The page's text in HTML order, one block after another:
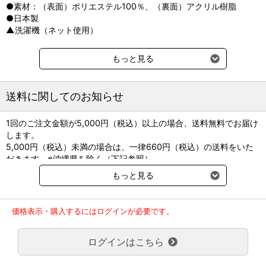
【推奨種】
超小型犬、小型犬、中型犬、大型犬
【使用上の注意】
・洗濯方法：洗濯機（ネット使用）
・カット不可
【ピタプラスシリーズ】
ふかふかパイルで極上の質感。
上品な色味で、お部屋になじみやすいシリーズです。
●素材：（表面）ポリエステル100％、（裏面）アクリル樹脂
●日本製
▲洗濯機（ネット使用）
もっと見る
送料に関してのお知らせ
1回のご注文金額が5,000円（税込）以上の場合、送料無料でお届け
します。
5,000円（税込）未満の場合は、一律660円（税込）の送料をいた
だきます。※沖縄県を除く（下記参照）
※2017年11月14日（火）より沖縄県へのお届けにつきましては、1
回のご注文金額（税込）が、30,000円以上で配送無料となります。
ご了承のほどよろしくお願い致します。
弊社都合でお届けが２回以上に分かれる場合の送料負担は、１回分
のみで新たな送料は発生しません。
大型商品送料が必要な商品をご注文の場合は、大型商品送料のみご
負担頂きます。
もっと見る
価格表示・購入するにはログインが必要です。
ログインはこちら